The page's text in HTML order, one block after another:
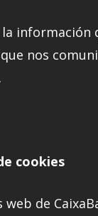
la
nos
cookies
web de